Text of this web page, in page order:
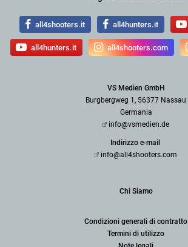
all4shooters.it all4hunters.it
all4hunters.it all4shooters.com
VS Medien GmbH
Burgbergweg 1, 56377 Nassau
Germania
info@vsmedien.de
Indirizzo e-mail
info@all4shooters.com
Chi Siamo
Condizioni generali di contratto
Termini di utilizzo